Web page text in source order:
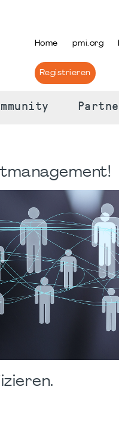
Home pmi.org
Registrieren